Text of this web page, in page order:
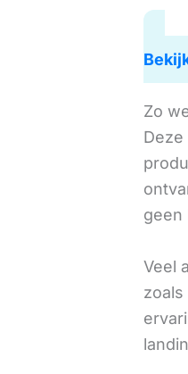
Zo
geen
Veel